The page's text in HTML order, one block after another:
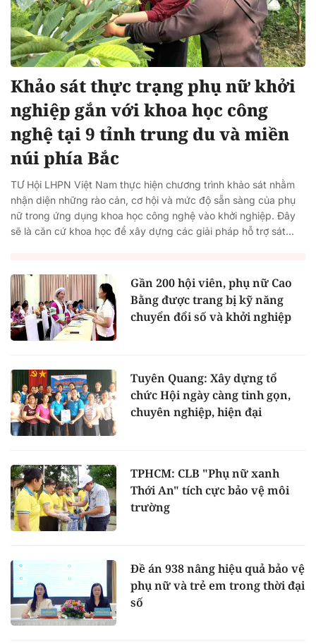
Khảo sát thực trạng phụ nữ khởi
nghiệp gắn với khoa học công
nghệ tại 9 tỉnh trung du và miền
núi phía Bắc
TƯ Hội LHPN Việt Nam thực hiện chương trình khảo sát nhằm
nhận diện những rào cản, cơ hội và mức độ sẵn sàng của phụ
nữ trong ứng dụng khoa học công nghệ vào khởi nghiệp. Đây
sẽ là căn cứ khoa học để xây dựng các giải pháp hỗ trợ sát...
Gần 200 hội viên, phụ nữ Cao
Bằng được trang bị kỹ năng
chuyển đổi số và khởi nghiệp
Tuyên Quang: Xây dựng tổ
chức Hội ngày càng tinh gọn,
chuyên nghiệp, hiện đại
TPHCM: CLB "Phụ nữ xanh
Thới An" tích cực bảo vệ môi
trường
Đề án 938 nâng hiệu quả bảo vệ
phụ nữ và trẻ em trong thời đại
số